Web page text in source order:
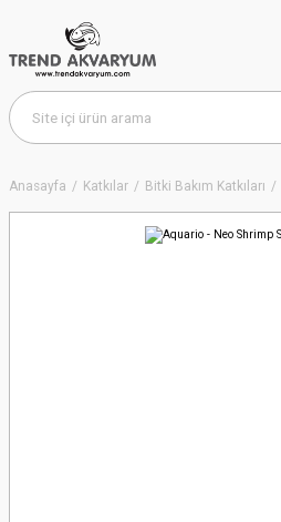
Anasayfa Katkılar Bitki Bakım Katkıları